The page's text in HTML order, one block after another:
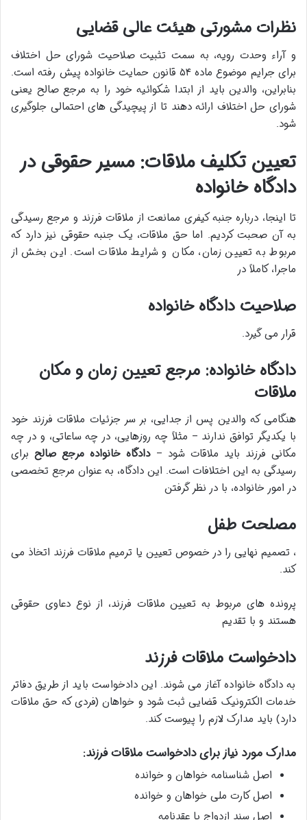
نظرات مشورتی هیئت عالی قضایی
و آراء وحدت رویه، به سمت تثبیت صلاحیت شورای حل اختلاف
برای جرایم موضوع ماده ۵۴ قانون حمایت خانواده پیش رفته است.
بنابراین، والدین باید از ابتدا شکوائیه خود را به مرجع صالح یعنی
شورای حل اختلاف ارائه دهند تا از پیچیدگی های احتمالی جلوگیری
شود.
تعیین تکلیف ملاقات: مسیر حقوقی در
دادگاه خانواده
تا اینجا، درباره جنبه کیفری ممانعت از ملاقات فرزند و مرجع رسیدگی
به آن صحبت کردیم. اما حق ملاقات، یک جنبه حقوقی نیز دارد که
مربوط به تعیین زمان، مکان و شرایط ملاقات است. این بخش از
ماجرا، کاملاً در
صلاحیت دادگاه خانواده
قرار می گیرد.
دادگاه خانواده: مرجع تعیین زمان و مکان
ملاقات
هنگامی که والدین پس از جدایی، بر سر جزئیات ملاقات فرزند خود
با یکدیگر توافق ندارند – مثلاً چه روزهایی، در چه ساعاتی، و در چه
مکانی فرزند باید ملاقات شود –دادگاه خانواده مرجع صالحبرای
رسیدگی به این اختلافات است. این دادگاه، به عنوان مرجع تخصصی
در امور خانواده، با در نظر گرفتن
مصلحت طفل
، تصمیم نهایی را در خصوص تعیین یا ترمیم ملاقات فرزند اتخاذ می
کند.
پرونده های مربوط به تعیین ملاقات فرزند، از نوع دعاوی حقوقی
هستند و با تقدیم
دادخواست ملاقات فرزند
به دادگاه خانواده آغاز می شوند. این دادخواست باید از طریق دفاتر
خدمات الکترونیک قضایی ثبت شود و خواهان (فردی که حق ملاقات
دارد) باید مدارک لازم را پیوست کند.
مدارک مورد نیاز برای دادخواست ملاقات فرزند:
اصل شناسنامه خواهان و خوانده
اصل کارت ملی خواهان و خوانده
اصل سند ازدواج یا عقدنامه